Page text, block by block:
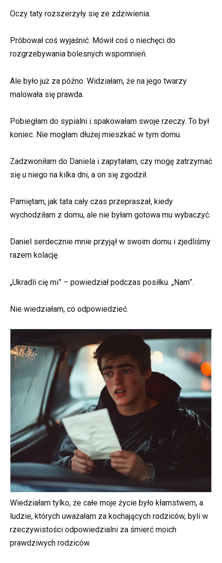
Oczy taty rozszerzyły się ze zdziwienia.
Próbował coś wyjaśnić. Mówił coś o niechęci do
rozgrzebywania bolesnych wspomnień.
Ale było już za późno. Widziałam, że na jego twarzy
malowała się prawda.
Pobiegłam do sypialni i spakowałam swoje rzeczy. To był
koniec. Nie mogłam dłużej mieszkać w tym domu.
Zadzwoniłam do Daniela i zapytałam, czy mogę zatrzymać
się u niego na kilka dni, a on się zgodził.
Pamiętam, jak tata cały czas przepraszał, kiedy
wychodziłam z domu, ale nie byłam gotowa mu wybaczyć.
Daniel serdecznie mnie przyjął w swoim domu i zjedliśmy
razem kolację.
„Ukradli cię mi” – powiedział podczas posiłku. „Nam”.
Nie wiedziałam, co odpowiedzieć.
Wiedziałam tylko, że całe moje życie było kłamstwem, a
ludzie, których uważałam za kochających rodziców, byli w
rzeczywistości odpowiedzialni za śmierć moich
prawdziwych rodziców.